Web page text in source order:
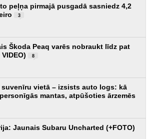
peļņa pirmajā pusgadā sasniedz 4,2
3
Škoda Peaq varēs nobraukt līdz pat
8
suvenīru vietā – izsists auto logs: kā
mantas, atpūšoties ārzemēs
Jaunais Subaru Uncharted (+FOTO)